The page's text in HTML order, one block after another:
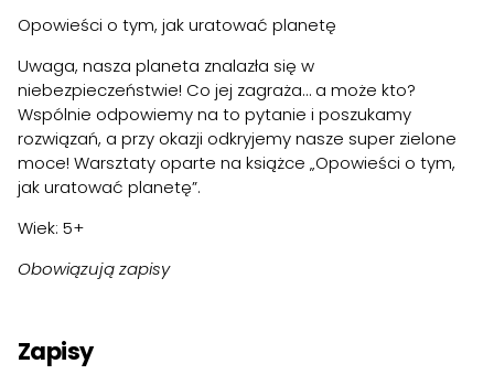
Opowieści o tym, jak uratować planetę
Uwaga, nasza planeta znalazła się w
niebezpieczeństwie! Co jej zagraża… a może kto?
Wspólnie odpowiemy na to pytanie i poszukamy
rozwiązań, a przy okazji odkryjemy nasze super zielone
moce! Warsztaty oparte na książce „Opowieści o tym,
jak uratować planetę”.
Wiek: 5+
Obowiązują zapisy
Zapisy